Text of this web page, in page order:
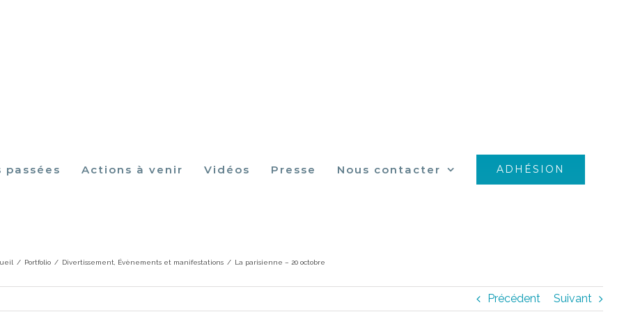
passées Actions à venir Vidéos Presse Nous contacter ADHÉSION
/ Portfolio / Divertissement Évènements et manifestations / La parisienne – 20 octobre
Précédent Suivant